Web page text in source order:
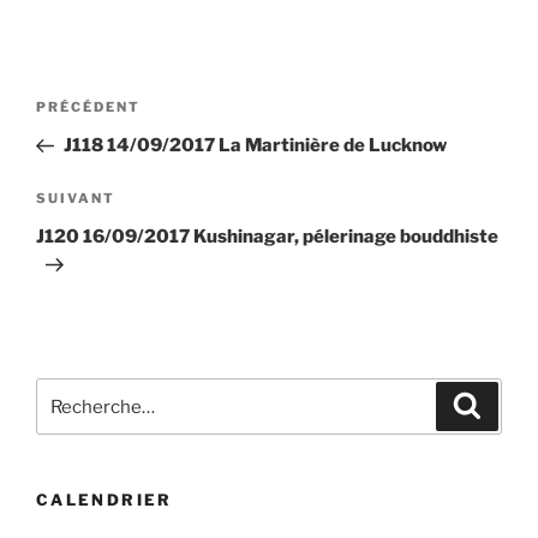
Navigation
l’article
Article
précédent
PRÉCÉDENT
J118 14/09/2017 La Martinière de Lucknow
Article
suivant
SUIVANT
J120 16/09/2017 Kushinagar, pélerinage bouddhiste
pour
CALENDRIER